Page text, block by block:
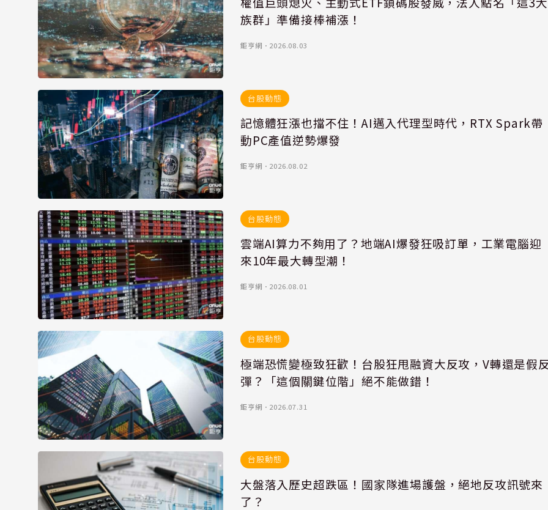
族群」準備接棒補漲！
鉅亨網 ． 2026.08.03
台股動態
記憶體狂漲也擋不住！AI邁入代理型時代，RTX Spark帶
動PC產值逆勢爆發
鉅亨網 ． 2026.08.02
台股動態
雲端AI算力不夠用了？地端AI爆發狂吸訂單，工業電腦迎
來10年最大轉型潮！
鉅亨網 ． 2026.08.01
台股動態
極端恐慌變極致狂歡！台股狂甩融資大反攻，V轉還是假
彈？「這個關鍵位階」絕不能做錯！
鉅亨網 ． 2026.07.31
台股動態
大盤落入歷史超跌區！國家隊進場護盤，絕地反攻訊號來
了？